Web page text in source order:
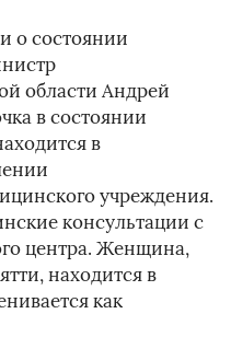
о состоянии
области Андрей
в состоянии
в
учреждения.
консультации с
центра. Женщина,
находится в
как